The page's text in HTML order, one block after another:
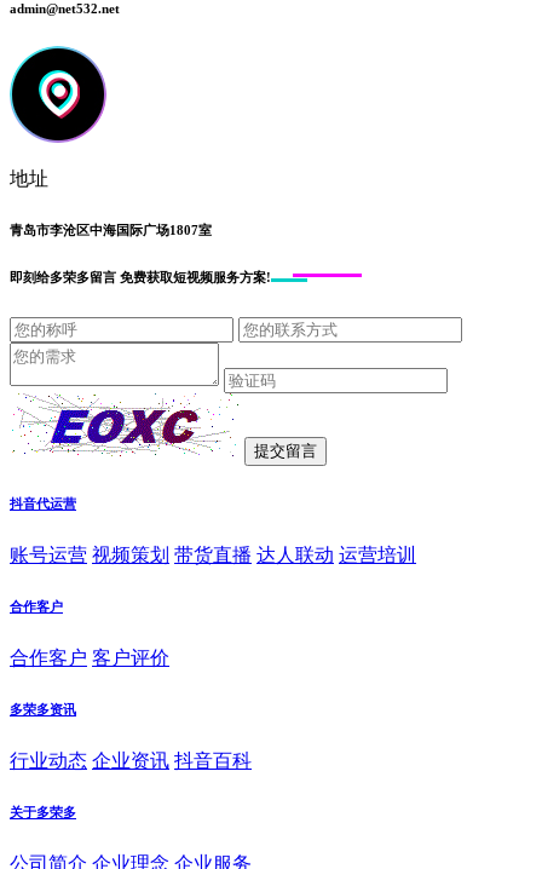
admin@net532.net
地址
青岛市李沧区中海国际广场1807室
即刻给多荣多留言 免费获取短视频服务方案!
抖音代运营
账号运营 视频策划 带货直播 达人联动 运营培训
合作客户
合作客户 客户评价
多荣多资讯
行业动态 企业资讯 抖音百科
关于多荣多
公司简介 企业理念 企业服务